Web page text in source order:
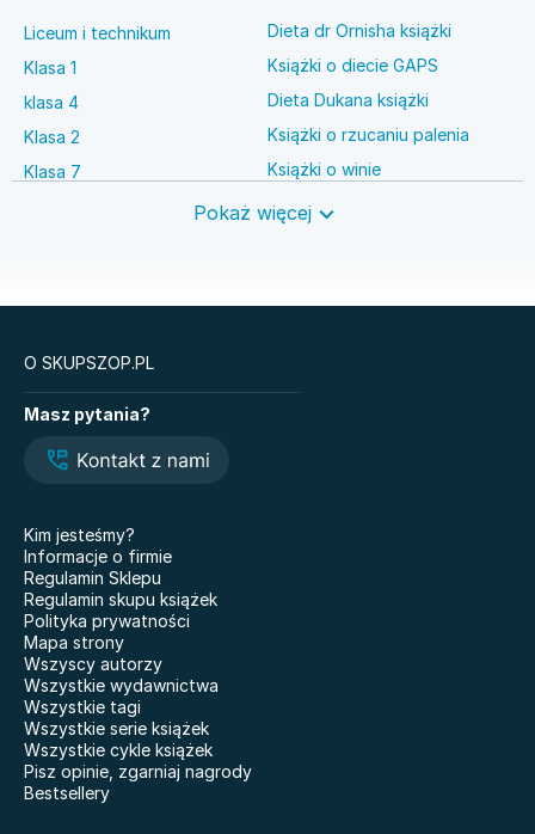
Liceum i technikum
Klasa 1
klasa 4
Klasa 2
Klasa 7
Dieta dr Ornisha książki
Książki o diecie GAPS
Dieta Dukana książki
Książki o rzucaniu palenia
Książki o winie
Książki o anestezjologii
Książki
Legendy i Latte
Hazel Wood. Tom 1
Nauczyciele
Nie mówię żegnaj
Co wyszeptał nam deszcz
Właśnie że tak! Nigdy w
życiu! 20 lat później
Kicia Kocia gotuje
Biologia na czasie.
Pokaż więcej
O SKUPSZOP.PL
Masz pytania?
Kim jesteśmy?
Informacje o firmie
Regulamin Sklepu
Regulamin skupu książek
Polityka prywatności
Mapa strony
Wszyscy autorzy
Wszystkie wydawnictwa
Wszystkie tagi
Wszystkie serie książek
Wszystkie cykle książek
Pisz opinie, zgarniaj nagrody
Bestsellery